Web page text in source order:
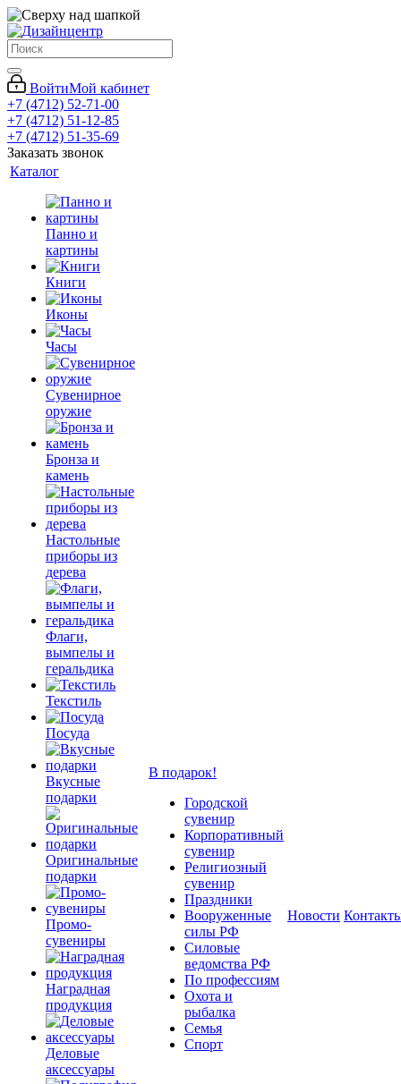
ВойтиМой кабинет
+7 (4712) 52-71-00
+7 (4712) 51-12-85
+7 (4712) 51-35-69
Заказать звонок
Каталог
Панно и
картины
Книги
Иконы
Часы
Сувенирное
оружие
Бронза и
камень
Настольные
приборы из
дерева
Флаги,
вымпелы и
геральдика
Текстиль
Посуда
Вкусные
подарки
Оригинальные
подарки
Промо-
сувениры
Наградная
продукция
Деловые
аксессуары
В подарок!
Городской
сувенир
Корпоративный
сувенир
Религиозный
сувенир
Праздники
Вооруженные
силы РФ
Силовые
ведомства РФ
По профессиям
Охота и
рыбалка
Семья
Спорт
Новости